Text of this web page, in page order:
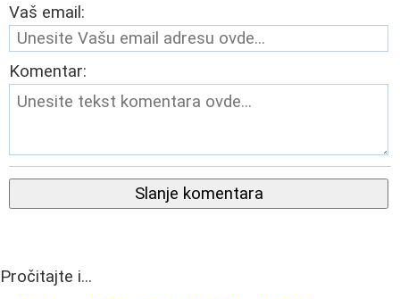
Vaš email:
Komentar:
Slanje komentara
Pročitajte i...